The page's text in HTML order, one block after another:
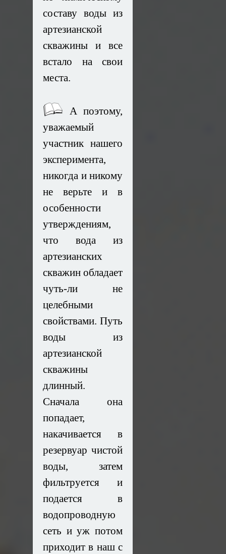
составу воды из
артезианской
скважины и все
встало на свои
места.
А поэтому,
уважаемый
участник нашего
эксперимента,
никогда и никому
не верьте и в
особенности
утверждениям,
что вода из
артезианских
скважин обладает
чуть-ли не
целебными
свойствами. Путь
воды из
артезианской
скважины
длинный.
Сначала она
попадает,
накачивается в
резервуар чистой
воды, затем
фильтруется и
подается в
водопроводную
сеть и уж потом
приходит в наш с